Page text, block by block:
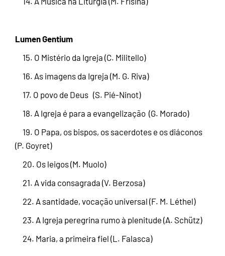
Lumen Gentium
15. O Mistério da Igreja (C. Militello)
16. As imagens da Igreja (M. G. Riva)
17. O povo de Deus (S. Pié-Ninot)
18. A Igreja é para a evangelização (G. Morado)
19. O Papa, os bispos, os sacerdotes e os diáconos
(P. Goyret)
20. Os leigos (M. Muolo)
21. A vida consagrada (V. Berzosa)
22. A santidade, vocação universal (F. M. Léthel)
23. A Igreja peregrina rumo à plenitude (A. Schütz)
24. Maria, a primeira fiel (L. Falasca)